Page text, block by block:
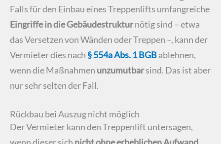
Falls für den Einbau eines Treppenlifts umfangreiche
Eingriffe in die Gebäudestrukturnötig sind – etwa
das Versetzen von Wänden oder Treppen –, kann der
Vermieter dies nach § 554a Abs. 1 BGBablehnen,
wenn die Maßnahmen unzumutbarsind. Das ist aber
nur sehr selten der Fall.
Rückbau bei Auszug nicht möglich
Der Vermieter kann den Treppenlift untersagen,
wenn dieser sich nicht ohne erheblichen Aufwand